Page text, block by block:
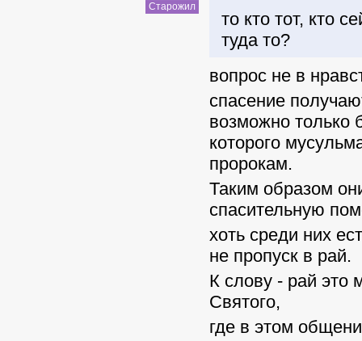
Старожил
то кто тот, кто
туда то?
вопрос не в
спасение
возможно только
которого
пророкам.
Таким образом
спасительную
хоть среди них
не пропуск в рай.
К слову - рай это
Святого,
где в этом